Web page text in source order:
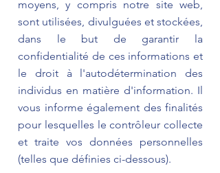
moyens, y compris notre site web,
sont utilisées, divulguées et stockées,
dans le but de garantir la
confidentialité de ces informations et
le droit à l'autodétermination des
individus en matière d'information. Il
vous informe également des finalités
pour lesquelles le contrôleur collecte
et traite vos données personnelles
(telles que définies ci-dessous).